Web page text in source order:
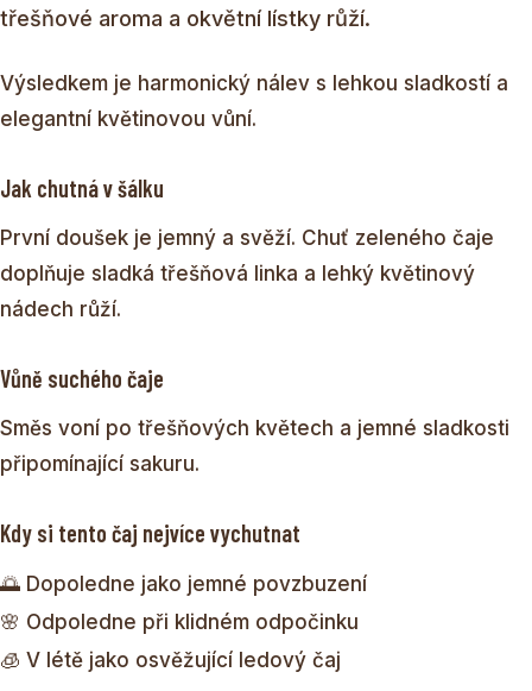
třešňové aroma a okvětní lístky růží.
Výsledkem je harmonický nálev s lehkou sladkostí a
elegantní květinovou vůní.
Jak chutná v šálku
První doušek je jemný a svěží. Chuť zeleného čaje
doplňuje sladká třešňová linka a lehký květinový
nádech růží.
Vůně suchého čaje
Směs voní po třešňových květech a jemné sladkosti
připomínající sakuru.
Kdy si tento čaj nejvíce vychutnat
🌅 Dopoledne jako jemné povzbuzení
🌸 Odpoledne při klidném odpočinku
🧊 V létě jako osvěžující ledový čaj